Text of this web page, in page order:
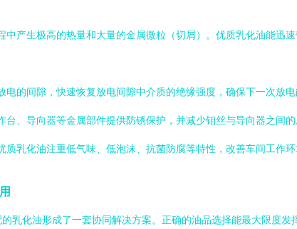
中产生极高的热量和大量的金属微粒（切屑）。优质乳化油能迅
电的间隙，快速恢复放电间隙中介质的绝缘强度，确保下一次放
台、导向器等金属部件提供防锈保护，并减少钼丝与导向器之间的
质乳化油注重低气味、低泡沫、抗菌防腐等特性，改善车间工作
乳化油形成了一套协同解决方案。正确的油品选择能最大限度